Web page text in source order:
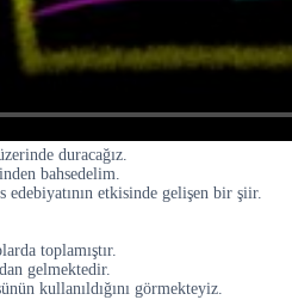
duracağız.
bahsedelim.
etkisinde gelişen bir şiir.
toplamıştır.
gelmektedir.
kullanıldığını görmekteyiz.